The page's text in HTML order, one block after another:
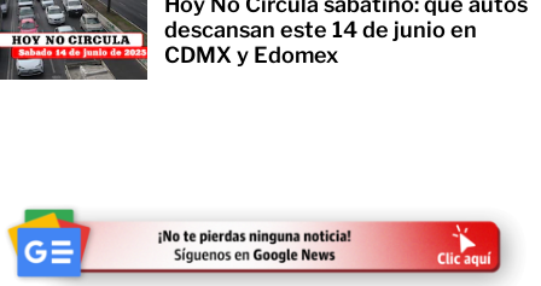
descansan este 14 de junio en
CDMX y Edomex